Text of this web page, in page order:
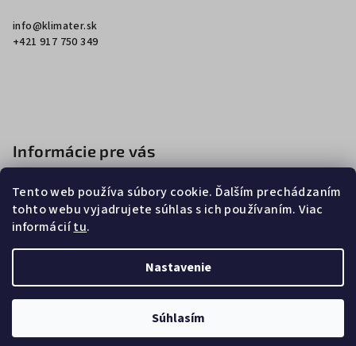
Tento web používa súbory cookie. Ďalším prechádzaním
tohto webu vyjadrujete súhlas s ich používaním. Viac
informáciítu.
Nastavenie
Súhlasím
info@klimater.sk
+421 917 750 349
Informácie pre vás
Ako nakupovať
Obchodné podmienky
Podmienky ochrany osobných údajov
Vytvoril Shoptet